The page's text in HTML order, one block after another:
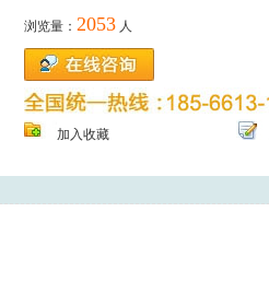
浏览量： 2053 人
加入收藏